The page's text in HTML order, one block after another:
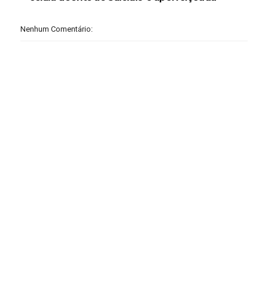
Nenhum Comentário: